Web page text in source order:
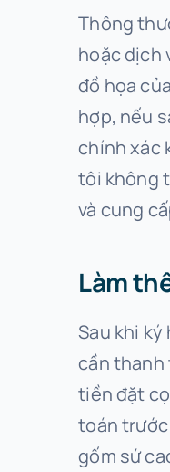
Thông
hoặc dịch
đồ họa
hợp, nếu
chính xác
tôi không
và cung
Làm
Sau khi
cần thanh
tiền đặt
toán trước
gốm sứ